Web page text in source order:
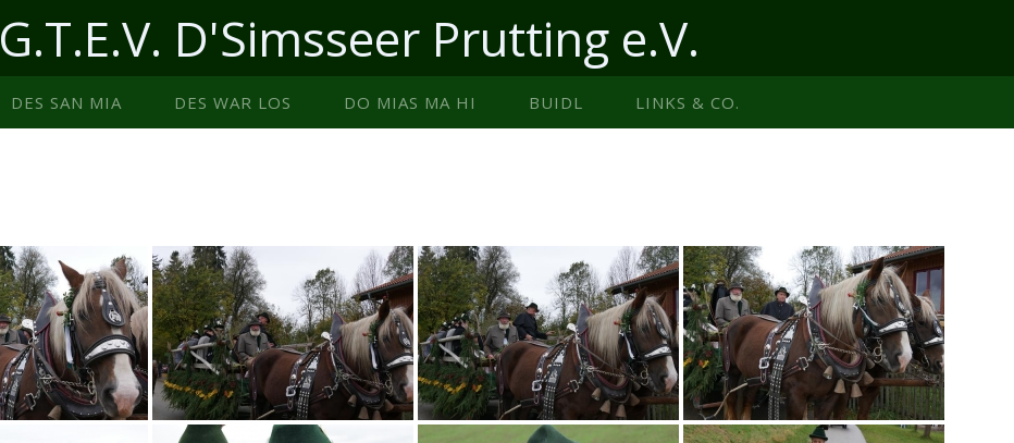
G.T.E.V. D'Simsseer Prutting e.V.
DES SAN MIA DES WAR LOS DO MIAS MA HI BUIDL LINKS & CO.